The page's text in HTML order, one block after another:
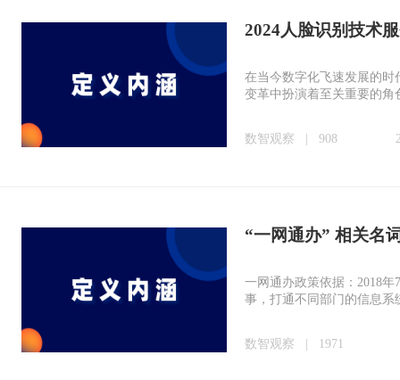
2024人脸识别技术
在当今数字化飞速发展的
变革中扮演着至关重要的
数智观察 | 908
“一网通办” 相关名
一网通办政策依据：2018
事，打通不同部门的信息
数智观察 | 1971